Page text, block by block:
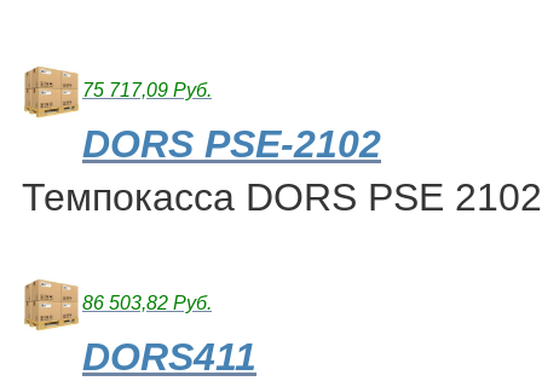
75 717,09 Руб.
DORS PSE-2102
Темпокасса DORS PSE 2102
86 503,82 Руб.
DORS411